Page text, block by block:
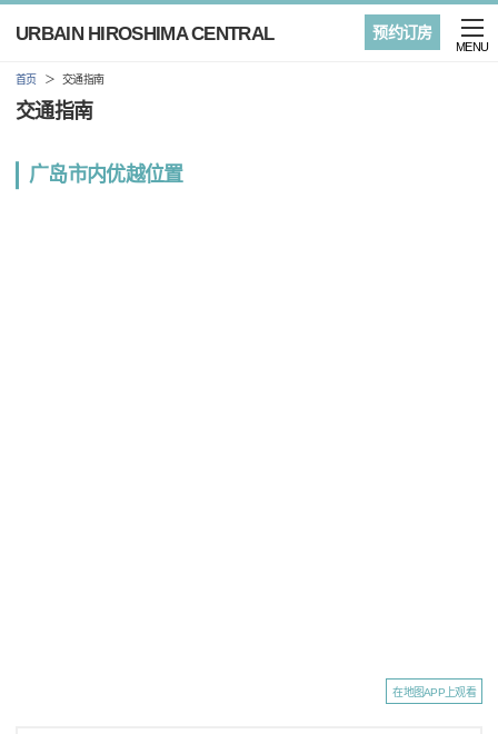
预约订房
URBAIN HIROSHIMA CENTRAL
MENU
首页 交通指南
交通指南
广岛市内优越位置
在地图APP上观看